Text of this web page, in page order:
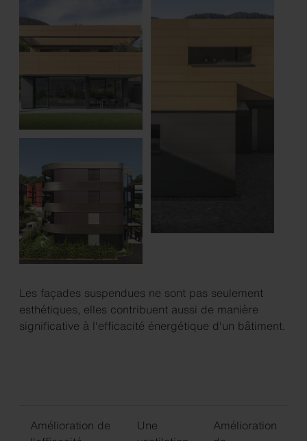
Les façades suspendues ne sont pas seulement
esthétiques, elles contribuent aussi de manière
significative à l'efficacité énergétique d'un bâtiment.
Amélioration de
Une
Amélioration